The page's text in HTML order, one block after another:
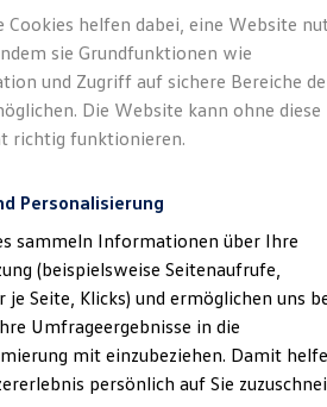
Angebote
Leasing
Leasing
Leasing
Leasing
Anzahlung
mit Schlussrate
und Garantien
Class bei Volkswagen
edel,
der Touareg
(Impressum & Rechtliches
Cookies helfen dabei, eine Website
sie Grundfunktionen wie
und Zugriff auf sichere Bereiche
Die Website kann ohne diese
richtig funktionieren.
Personalisierung
sammeln Informationen über Ihre
(beispielsweise Seitenaufrufe,
je Seite, Klicks) und ermöglichen uns
Umfrageergebnisse in die
mit einzubeziehen. Damit
persönlich auf Sie